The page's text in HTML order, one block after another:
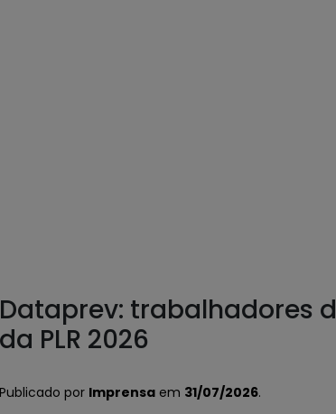
Dataprev: trabalhadores
da PLR 2026
Publicado por Imprensa em 31/07/2026.